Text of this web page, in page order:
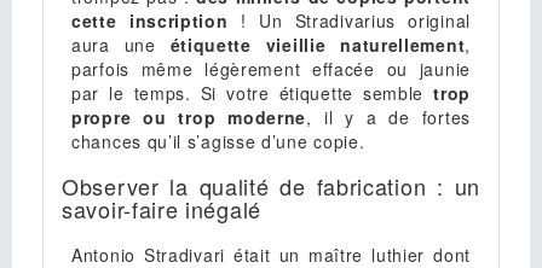
cette inscription ! Un Stradivarius original
aura une étiquette vieillie naturellement,
parfois même légèrement effacée ou jaunie
par le temps. Si votre étiquette sembletrop
propre ou trop moderne, il y a de fortes
chances qu’il s’agisse d’une copie.
Observer la qualité de fabrication : un
savoir-faire inégalé
Antonio Stradivari était un maître luthier dont